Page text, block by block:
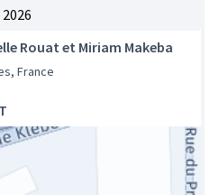
2026
Rouat et Miriam Makeba
France